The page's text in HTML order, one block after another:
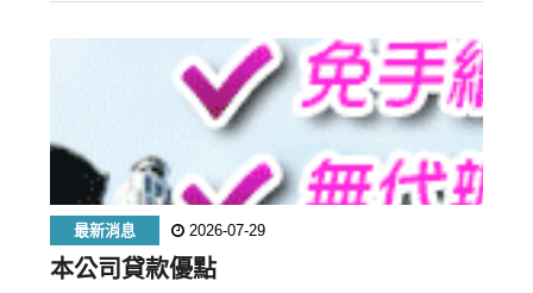
最新消息 2026-07-29
本公司貸款優點